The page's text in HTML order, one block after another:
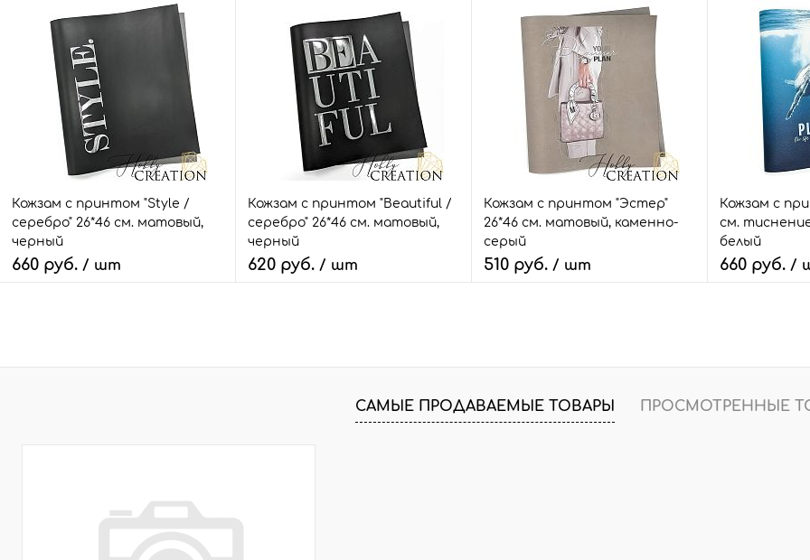
В корзину
Быстрый заказ
Сравнить
В избранное
В корзину
Быстрый заказ
Сравнить
В избранное
1 шт.
В корзину
Быстрый заказ
В избранное
Быстрый
В избранное
Кожзам с принтом "Style /
серебро" 26*46 см. матовый,
черный
660 руб. / шт
Быстрый заказ
Сравнить
Кожзам с принтом "Beautiful /
серебро" 26*46 см. матовый,
черный
620 руб. / шт
Быстрый заказ
Сравнить
Кожзам с принтом "Эстер"
26*46 см. матовый, каменно-
серый
510 руб. / шт
Быстрый заказ
Сравнить
Кожзам с
см.
белый
660 руб. /
Быстрый
САМЫЕ ПРОДАВАЕМЫЕ ТОВАРЫ ПРОСМОТРЕННЫЕ